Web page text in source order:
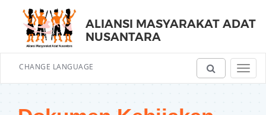
ALIANSI MASYARAKAT ADAT
NUSANTARA
CHANGE LANGUAGE